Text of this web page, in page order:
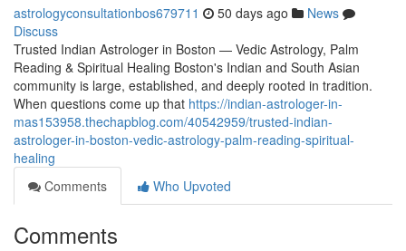
astrologyconsultationbos679711 50 days ago
News
Discuss
Trusted Indian Astrologer in Boston — Vedic Astrology, Palm
Reading & Spiritual Healing Boston's Indian and South Asian
community is large, established, and deeply rooted in tradition.
When questions come up that https://indian-astrologer-in-
mas153958.thechapblog.com/40542959/trusted-indian-
astrologer-in-boston-vedic-astrology-palm-reading-spiritual-
healing
Comments
Who Upvoted
Comments